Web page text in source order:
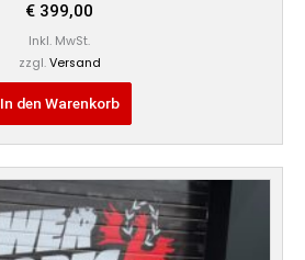
€ 399,00
Inkl. MwSt.
zzgl. Versand
In den Warenkorb